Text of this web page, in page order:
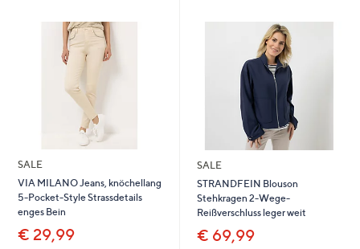
SALE
VIA MILANO Jeans, knöchellang
5-Pocket-Style Strassdetails
enges Bein
€ 29,99
SALE
STRANDFEIN Blouson
Stehkragen 2-Wege-
Reißverschluss leger weit
€ 69,99